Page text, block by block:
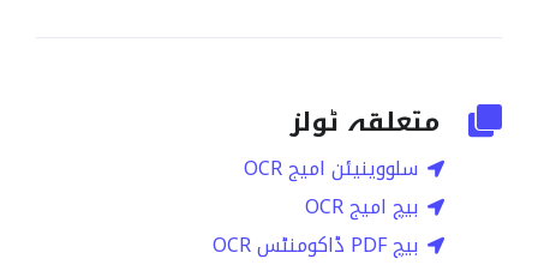
متعلقہ ٹولز
سلووینیئن امیج OCR
بیچ امیج OCR
بیچ PDF ڈاکومنٹس OCR